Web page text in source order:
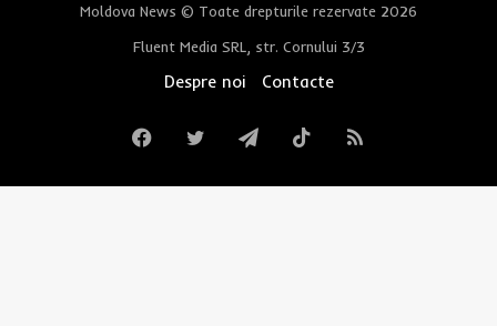
Moldova News © Toate drepturile rezervate 2026
Fluent Media SRL, str. Cornului 3/3
Despre noi Contacte
FacebookTwitterTelegramTikTokRSS